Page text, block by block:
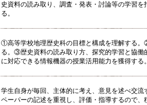
史資料の読み取り、調査・発表・討論等の学習
る。
①高等学校地理歴史科の目標と構成を理解する
る。③歴史資料の読み取り方、探究的学習と協
に対応できる情報機器の授業活用能力を獲得す
学生自身が毎回、主体的に考え、意見を述べ交
ペーパーの記述を重視し、評価・指導するので